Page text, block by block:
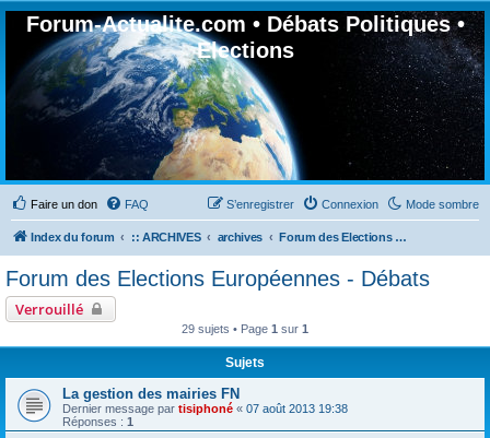
Forum-Actualite.com • Débats Politiques •
Elections
Faire un don Mode sombre
FAQ Connexion
S’enregistrer
Index du forum :: ARCHIVES archives Forum des Elections Européennes - Débats
Forum des Elections Européennes - Débats
Verrouillé
29 sujets • Page 1 sur 1
Sujets
La gestion des mairies FN
Dernier message par tisiphoné « 07 août 2013 19:38
Réponses : 1